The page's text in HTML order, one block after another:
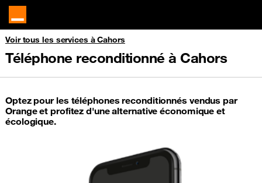
Voir tous les services à Cahors
Téléphone reconditionné à Cahors
Optez pour les téléphones reconditionnés vendus par
Orange et profitez d'une alternative économique et
écologique.